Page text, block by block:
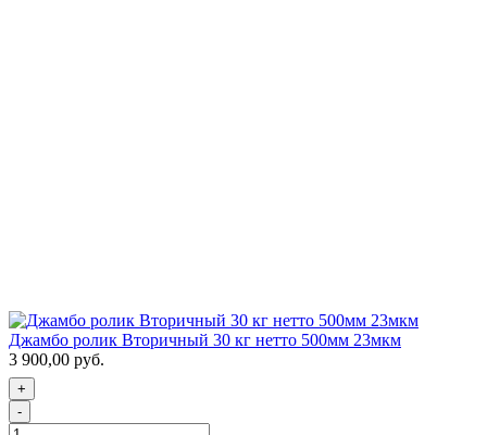
Джамбо ролик Вторичный 30 кг нетто 500мм 23мкм
3 900,00 руб.
+
-